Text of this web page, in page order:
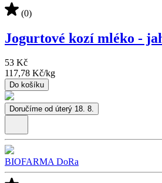
(0)
Jogurtové kozí mléko -
53 Kč
117,78 Kč/kg
Do košíku
Doručíme od úterý 18. 8.
BIOFARMA DoRa